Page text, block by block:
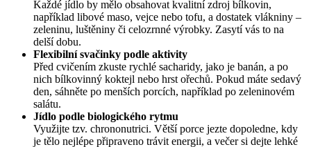
Každé jídlo by mělo obsahovat kvalitní zdroj bílkovin,
například libové maso, vejce nebo tofu, a dostatek vlákniny –
zeleninu, luštěniny či celozrnné výrobky. Zasytí vás to na
delší dobu.
Flexibilní svačinky podle aktivity
Před cvičením zkuste rychlé sacharidy, jako je banán, a po
nich bílkovinný koktejl nebo hrst ořechů. Pokud máte sedavý
den, sáhněte po menších porcích, například po zeleninovém
salátu.
Jídlo podle biologického rytmu
Využijte tzv. chrononutrici. Větší porce jezte dopoledne, kdy
je tělo nejlépe připraveno trávit energii, a večer si dejte lehké